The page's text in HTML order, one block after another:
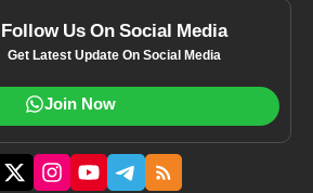
Follow Us On Social Media
Get Latest Update On Social Media
Join Now